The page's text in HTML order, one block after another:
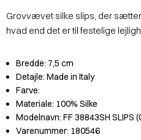
Grovvævet silke slips, der sætter
hvad end det er til festelige
Bredde: 7,5 cm
Detajle: Made in Italy
Farve:
Materiale: 100% Silke
Modelnavn: FF 38843SH SLIPS
Varenummer: 180546